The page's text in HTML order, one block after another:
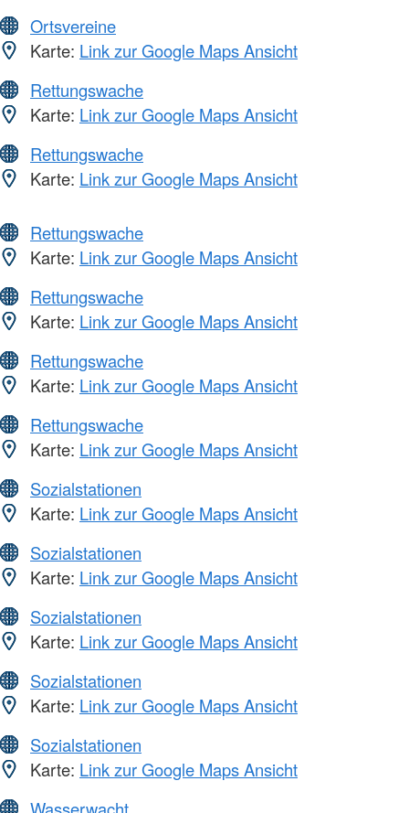
Ortsvereine
Karte: Link zur Google Maps Ansicht
Rettungswache
Karte: Link zur Google Maps Ansicht
Rettungswache
Karte: Link zur Google Maps Ansicht
Rettungswache
Karte: Link zur Google Maps Ansicht
Rettungswache
Karte: Link zur Google Maps Ansicht
Rettungswache
Karte: Link zur Google Maps Ansicht
Rettungswache
Karte: Link zur Google Maps Ansicht
Sozialstationen
Karte: Link zur Google Maps Ansicht
Sozialstationen
Karte: Link zur Google Maps Ansicht
Sozialstationen
Karte: Link zur Google Maps Ansicht
Sozialstationen
Karte: Link zur Google Maps Ansicht
Sozialstationen
Karte: Link zur Google Maps Ansicht